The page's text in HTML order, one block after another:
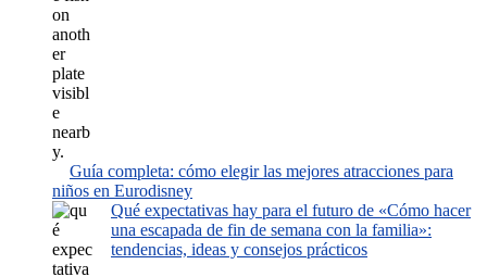
Guía completa: cómo elegir las mejores atracciones para
niños en Eurodisney
Qué expectativas hay para el futuro de «Cómo hacer
una escapada de fin de semana con la familia»:
tendencias, ideas y consejos prácticos